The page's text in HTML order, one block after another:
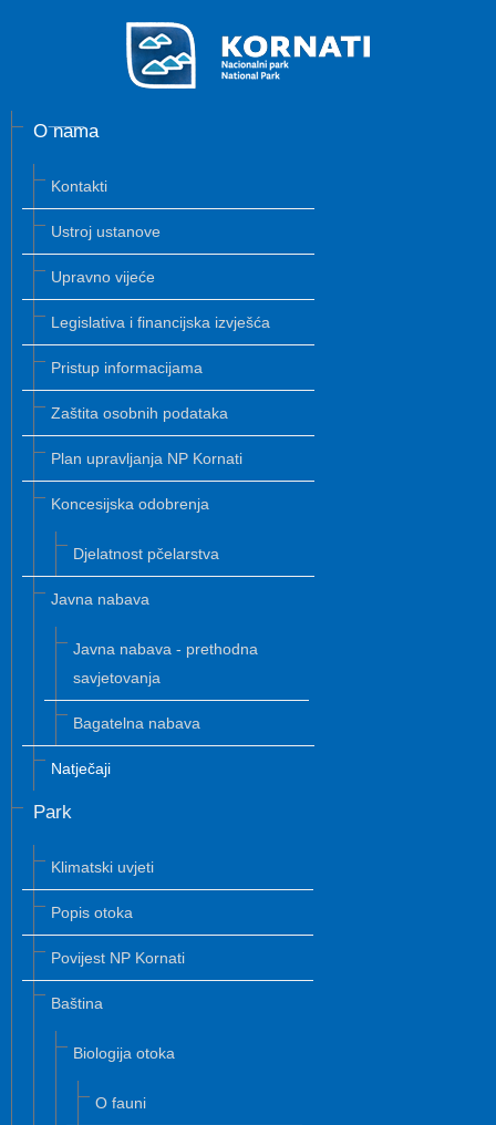
O nama
Kontakti
Ustroj ustanove
Upravno vijeće
Legislativa i financijska izvješća
Pristup informacijama
Zaštita osobnih podataka
Plan upravljanja NP Kornati
Koncesijska odobrenja
Djelatnost pčelarstva
Javna nabava
Javna nabava - prethodna
savjetovanja
Bagatelna nabava
Natječaji
Park
Klimatski uvjeti
Popis otoka
Povijest NP Kornati
Baština
Biologija otoka
O fauni